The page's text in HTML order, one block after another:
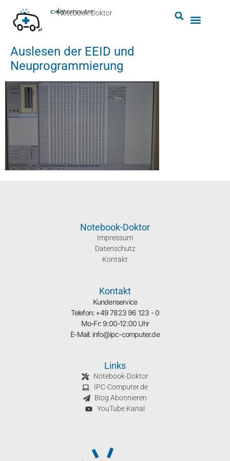
Notebook-Doktor
by
■
ipc-computer
Auslesen der EEID und
Neuprogrammierung
Notebook-Doktor
Impressum
Datenschutz
Kontakt
Kontakt
Kundenservice
Telefon: +49 7823 96 123 - 0
Mo-Fr: 9:00-12:00 Uhr
E-Mail: info@ipc-computer.de
Links
Notebook-Doktor
IPC-Computer.de
Blog Abonnieren
YouTube Kanal